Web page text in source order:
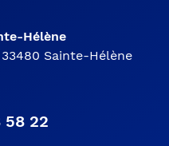
Hélène
Sainte-Hélène
58 22